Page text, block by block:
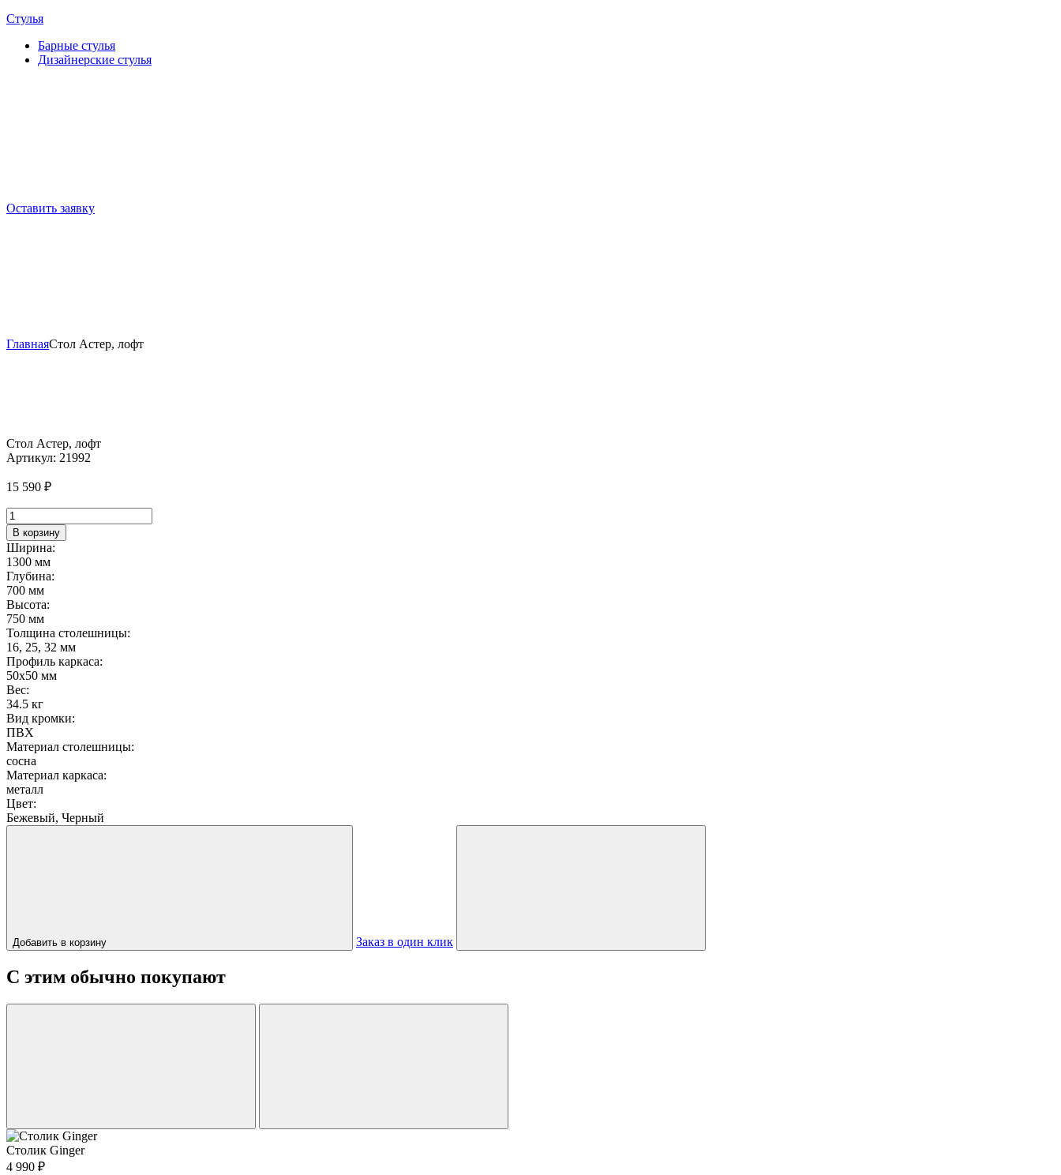
Стулья
Барные cтулья
Дизайнерские cтулья
Оставить заявку
ГлавнаяСтол Астер, лофт
Стол Астер, лофт
Артикул: 21992
15 590 ₽
Количество
товара
Стол
Астер,
лофт
В корзину
Ширина:
1300 мм
Глубина:
700 мм
Высота:
750 мм
Толщина столешницы:
16, 25, 32 мм
Профиль каркаса:
50х50 мм
Вес:
34.5 кг
Вид кромки:
ПВХ
Материал столешницы:
сосна
Материал каркаса:
металл
Цвет:
Бежевый, Черный
Добавить в корзину Заказ в один клик
С этим обычно покупают
Столик Ginger
4 990 ₽